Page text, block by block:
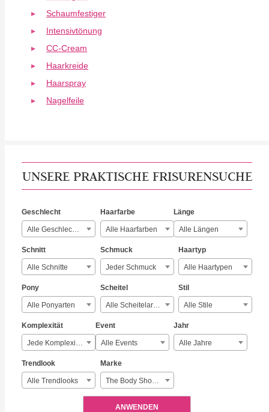
Schaumfestiger
Intensivtönung
CC-Cream
Haarkreide
Haarspray
Nagelfeile
UNSERE PRAKTISCHE FRISURENSUCHE
Geschlecht
Alle Geschlechter
Haarfarbe
Alle Haarfarben
Länge
Alle Längen
Schnitt
Alle Schnitte
Schmuck
Jeder Schmuck
Haartyp
Alle Haartypen
Pony
Alle Ponyarten
Scheitel
Alle Scheitelarten
Stil
Alle Stile
Komplexität
Jede Komplexität
Event
Alle Events
Jahr
Alle Jahre
Trendlook
Alle Trendlooks
Marke
The Body Shop The Body Shop
ANWENDEN